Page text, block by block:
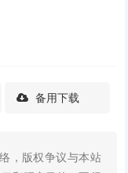
备用下载
，版权争议与本站